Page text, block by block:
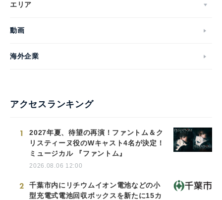
エリア
動画
海外企業
アクセスランキング
1
2027年夏、待望の再演！ファントム＆ク
リスティーヌ役のWキャスト4名が決定！
ミュージカル 『ファントム』
2026.08.06 12:00
2
千葉市内にリチウムイオン電池などの小
型充電式電池回収ボックスを新たに15カ